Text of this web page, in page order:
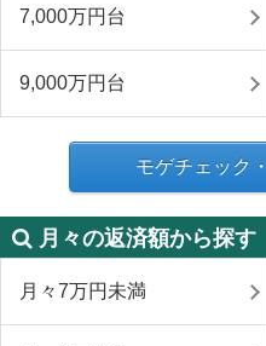
7,000万円台
9,000万円台
モゲチェック
月々の返済額から探す
月々7万円未満